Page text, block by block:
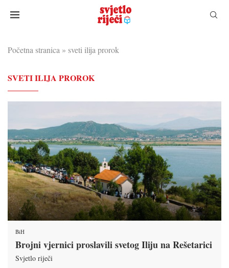
Početna stranica » sveti ilija prorok
SVETI ILIJA PROROK
BiH
Brojni vjernici proslavili svetog Iliju na Rešetarici
Svjetlo riječi